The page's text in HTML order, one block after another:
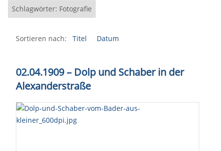
Schlagwörter: Fotografie
Sortieren nach: Titel Datum
02.04.1909 – Dolp und Schaber in der
Alexanderstraße